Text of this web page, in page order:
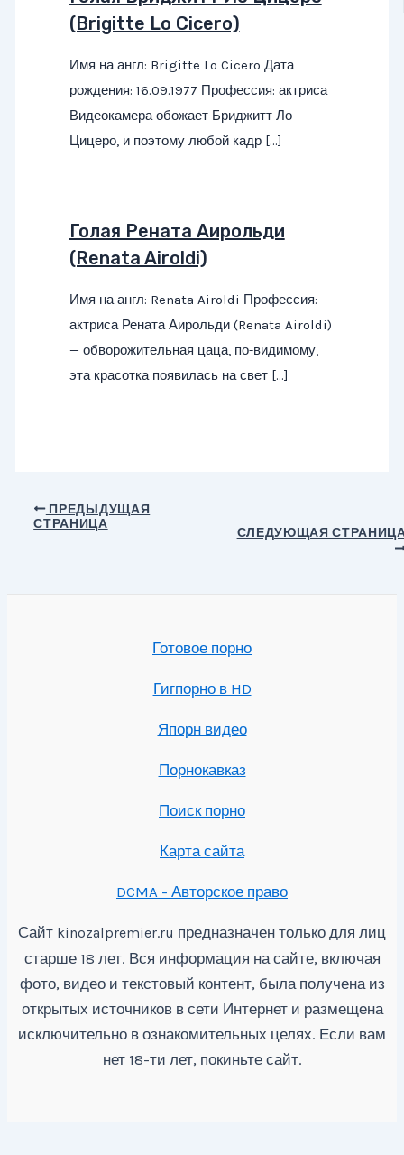
(Brigitte Lo Cicero)
Имя на англ: Brigitte Lo Cicero Дата
рождения: 16.09.1977 Профессия: актриса
Видеокамера обожает Бриджитт Ло
Цицеро, и поэтому любой кадр […]
Голая Рената Аирольди
(Renata Airoldi)
Имя на англ: Renata Airoldi Профессия:
актриса Рената Аирольди (Renata Airoldi)
— обворожительная цаца, по-видимому,
эта красотка появилась на свет […]
Навигация
ПРЕДЫДУЩАЯ
СТРАНИЦА
СЛЕДУЮЩАЯ
Готовое порно
Гигпорно в HD
Япорн видео
Порнокавказ
Поиск порно
Карта сайта
DCMA - Авторское право
Сайт kinozalpremier.ru предназначен только для лиц
старше 18 лет. Вся информация на сайте, включая
фото, видео и текстовый контент, была получена из
открытых источников в сети Интернет и размещена
исключительно в ознакомительных целях. Если вам
нет 18-ти лет, покиньте сайт.